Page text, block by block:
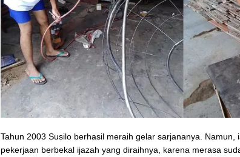
Tahun 2003 Susilo berhasil meraih gelar sarjananya.
pekerjaan berbekal ijazah yang diraihnya, karena merasa